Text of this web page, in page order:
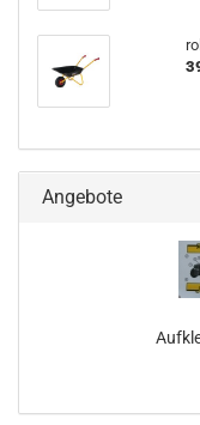
Angebote